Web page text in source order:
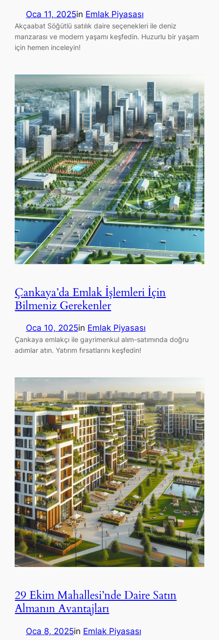
Oca 11, 2025in Emlak Piyasası
Akçaabat Söğütlü satılık daire seçenekleri ile deniz
manzarası ve modern yaşamı keşfedin. Huzurlu bir yaşam
için hemen inceleyin!
Çankaya’da Emlak İşlemleri İçin
Bilmeniz Gerekenler
Oca 10, 2025in Emlak Piyasası
Çankaya emlakçı ile gayrimenkul alım-satımında doğru
adımlar atın. Yatırım fırsatlarını keşfedin!
29 Ekim Mahallesi’nde Daire Satın
Almanın Avantajları
Oca 8, 2025in Emlak Piyasası